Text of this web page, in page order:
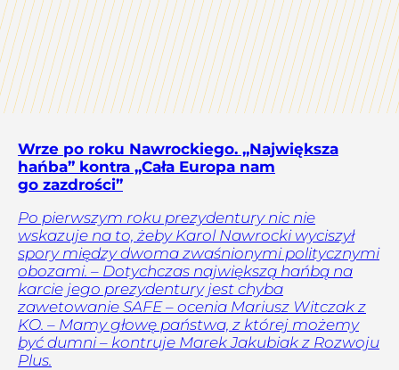
Wrze po roku Nawrockiego. „Największa
hańba” kontra „Cała Europa nam
go zazdrości”
Po pierwszym roku prezydentury nic nie
wskazuje na to, żeby Karol Nawrocki wyciszył
spory między dwoma zwaśnionymi politycznymi
obozami. – Dotychczas największą hańbą na
karcie jego prezydentury jest chyba
zawetowanie SAFE – ocenia Mariusz Witczak z
KO. – Mamy głowę państwa, z której możemy
być dumni – kontruje Marek Jakubiak z Rozwoju
Plus.